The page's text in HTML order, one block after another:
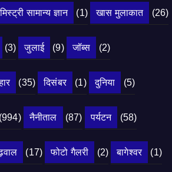
सामान्य ज्ञान (1) खास मुलाकात (26)
(3) जुलाई (9) जॉब्स (2)
(35) दिसंबर (1) दुनिया (5)
(994) नैनीताल (87) पर्यटन (58)
(17) फोटो गैलरी (2) बागेश्वर (1)